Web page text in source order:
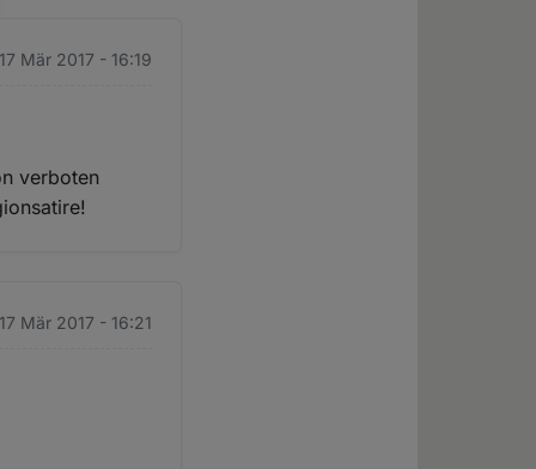
Mär 2017 - 16:19
verboten
Mär 2017 - 16:21